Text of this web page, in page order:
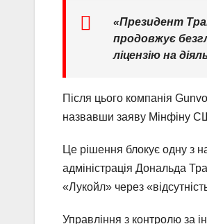
«Президент
продовжує
ліцензію на
Після цього компанія
назвавши заяву Мінфіну
Це рішення блокує одну з
адміністрація Дональда
«Лукойл» через
Управління з контролю за